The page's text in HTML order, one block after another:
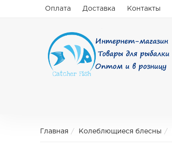
Оплата Доставка Контакты
Главная Колеблющиеся блесны